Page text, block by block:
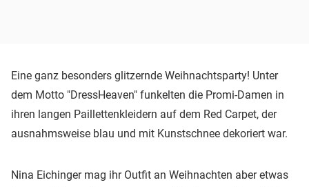
Eine ganz besonders glitzernde Weihnachtsparty! Unter
dem Motto "DressHeaven" funkelten die Promi-Damen in
ihren langen Paillettenkleidern auf dem Red Carpet, der
ausnahmsweise blau und mit Kunstschnee dekoriert war.
Nina Eichinger mag ihr Outfit an Weihnachten aber etwas